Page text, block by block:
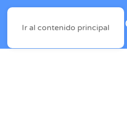
Ir al contenido principal